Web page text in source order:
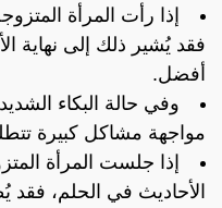
إذا رأت المرأة
فقد يُشير ذلك إلى نهاية
أفضل.
وفي حالة البكاء
مواجهة مشاكل كبيرة
إذا جلست المرأة
الأحاديث في الحلم، فقد